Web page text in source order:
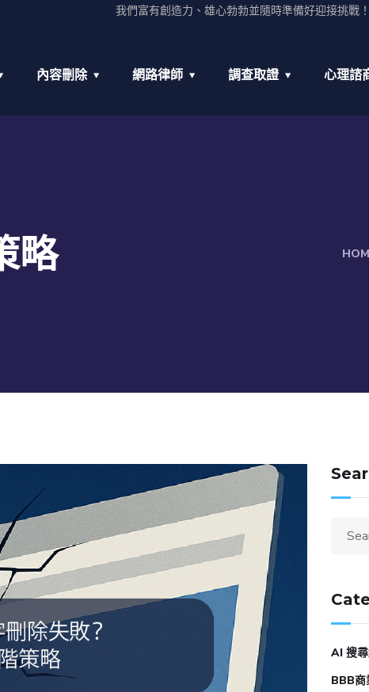
我們富有創造力、雄心勃勃並隨時準備好迎接挑戰！
內容刪除 網路律師 調查取證 心理諮
略
AI 搜
BBB商